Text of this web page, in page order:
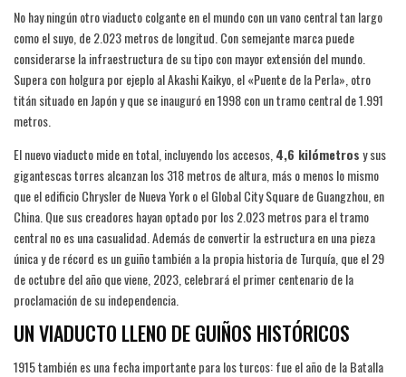
No hay ningún otro viaducto colgante en el mundo con un vano central tan largo
como el suyo, de 2.023 metros de longitud. Con semejante marca puede
considerarse la infraestructura de su tipo con mayor extensión del mundo.
Supera con holgura por ejeplo al Akashi Kaikyo, el «Puente de la Perla», otro
titán situado en Japón y que se inauguró en 1998 con un tramo central de 1.991
metros.
El nuevo viaducto mide en total, incluyendo los accesos, 4,6 kilómetrosy sus
gigantescas torres alcanzan los 318 metros de altura, más o menos lo mismo
que el edificio Chrysler de Nueva York o el Global City Square de Guangzhou, en
China. Que sus creadores hayan optado por los 2.023 metros para el tramo
central no es una casualidad. Además de convertir la estructura en una pieza
única y de récord es un guiño también a la propia historia de Turquía, que el 29
de octubre del año que viene, 2023, celebrará el primer centenario de la
proclamación de su independencia.
UN VIADUCTO LLENO DE GUIÑOS HISTÓRICOS
1915 también es una fecha importante para los turcos: fue el año de la Batalla